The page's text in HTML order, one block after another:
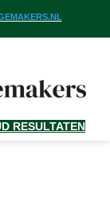
RESULTATEN